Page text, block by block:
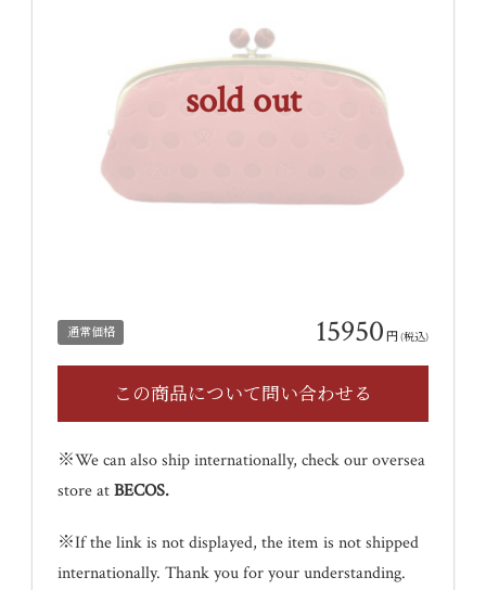
sold out
通常価格 15950 円(税込)
※We can also ship internationally, check our oversea
store atBECOS.
※If the link is not displayed, the item is not shipped
internationally. Thank you for your understanding.